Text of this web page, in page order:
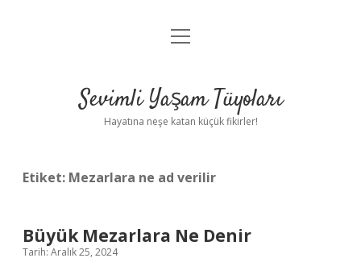
Anasayfa
Yasal Uyarı
menüyü
Sevimli Yaşam Tüyoları
Hayatına neşe katan küçük fikirler!
Etiket: Mezarlara ne ad verilir
Büyük Mezarlara Ne Denir
Tarih: Aralık 25, 2024